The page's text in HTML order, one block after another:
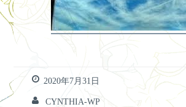
2020年7月31日
CYNTHIA-WP